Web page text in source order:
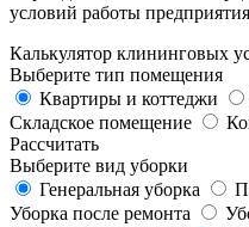
условий работы
Калькулятор клининговых
Выберите тип помещения
Квартиры и коттеджи
Складское помещение
Рассчитать
Выберите вид уборки
Генеральная уборка
Уборка после ремонта